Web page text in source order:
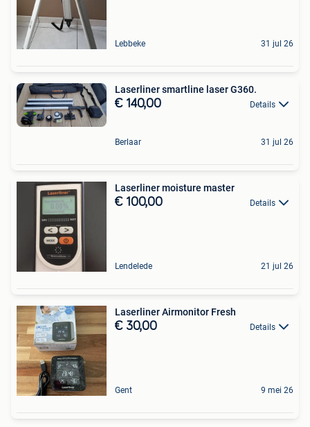
Lebbeke 31 jul 26
Laserliner smartline laser G360.
€ 140,00 Details
Berlaar 31 jul 26
Laserliner moisture master
€ 100,00 Details
Lendelede 21 jul 26
Laserliner Airmonitor Fresh
€ 30,00 Details
Gent 9 mei 26